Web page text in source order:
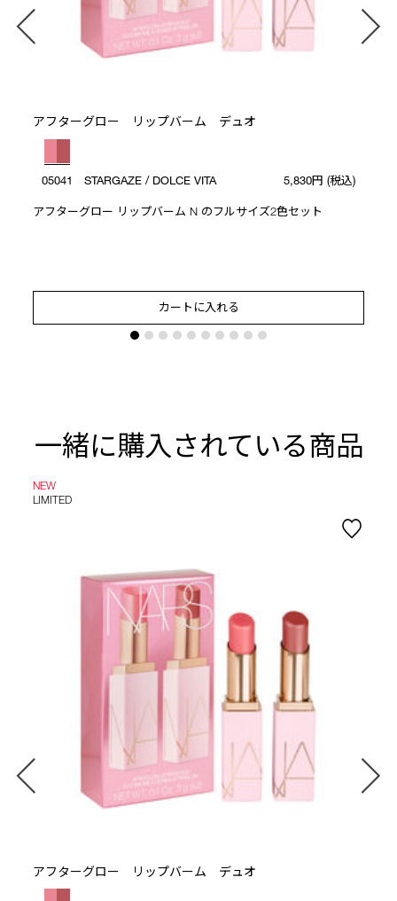
アフターグロー リップバーム デュオ
05041 STARGAZE / DOLCE VITA 5,830円 (税込)
アフターグロー リップバーム N のフルサイズ2色セット
カートに入れる
一緒に購入されている商品
NEW
LIMITED
アフターグロー リップバーム デュオ